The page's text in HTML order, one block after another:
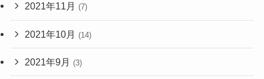
2021年11月 (7)
2021年10月 (14)
2021年9月 (3)